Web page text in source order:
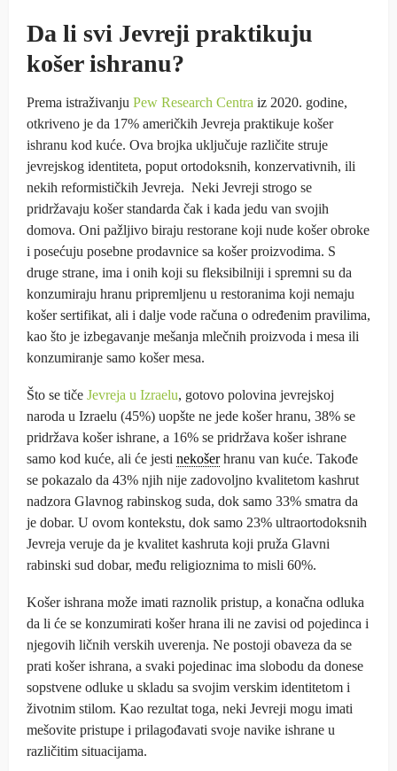
Da li svi Jevreji praktikuju
košer ishranu?
Prema istraživanju Pew Research Centra iz 2020. godine,
otkriveno je da 17% američkih Jevreja praktikuje košer
ishranu kod kuće. Ova brojka uključuje različite struje
jevrejskog identiteta, poput ortodoksnih, konzervativnih, ili
nekih reformističkih Jevreja. Neki Jevreji strogo se
pridržavaju košer standarda čak i kada jedu van svojih
domova. Oni pažljivo biraju restorane koji nude košer obroke
i posećuju posebne prodavnice sa košer proizvodima. S
druge strane, ima i onih koji su fleksibilniji i spremni su da
konzumiraju hranu pripremljenu u restoranima koji nemaju
košer sertifikat, ali i dalje vode računa o određenim pravilima,
kao što je izbegavanje mešanja mlečnih proizvoda i mesa ili
konzumiranje samo košer mesa.
Što se tiče Jevreja u Izraelu, gotovo polovina jevrejskoj
naroda u Izraelu (45%) uopšte ne jede košer hranu, 38% se
pridržava košer ishrane, a 16% se pridržava košer ishrane
samo kod kuće, ali će jesti nekošerhranu van kuće. Takođe
se pokazalo da 43% njih nije zadovoljno kvalitetom kashrut
nadzora Glavnog rabinskog suda, dok samo 33% smatra da
je dobar. U ovom kontekstu, dok samo 23% ultraortodoksnih
Jevreja veruje da je kvalitet kashruta koji pruža Glavni
rabinski sud dobar, među religioznima to misli 60%.
Košer ishrana može imati raznolik pristup, a konačna odluka
da li će se konzumirati košer hrana ili ne zavisi od pojedinca i
njegovih ličnih verskih uverenja. Ne postoji obaveza da se
prati košer ishrana, a svaki pojedinac ima slobodu da donese
sopstvene odluke u skladu sa svojim verskim identitetom i
životnim stilom. Kao rezultat toga, neki Jevreji mogu imati
mešovite pristupe i prilagođavati svoje navike ishrane u
različitim situacijama.